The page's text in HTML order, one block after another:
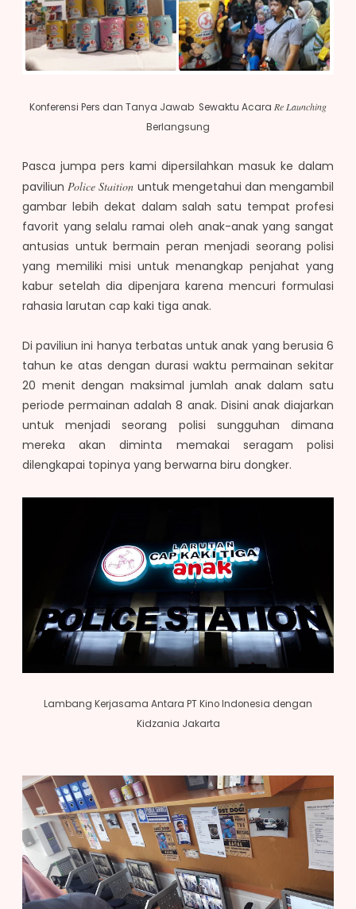
Konferensi Pers dan Tanya Jawab Sewaktu Acara Re Launching
Berlangsung
Pasca jumpa pers kami dipersilahkan masuk ke dalam
paviliunPolice Staition untuk mengetahui dan mengambil
gambar lebih dekat dalam salah satu tempat profesi
favorit yang selalu ramai oleh anak-anak yang sangat
antusias untuk bermain peran menjadi seorang polisi
yang memiliki misi untuk menangkap penjahat yang
kabur setelah dia dipenjara karena mencuri formulasi
rahasia larutan cap kaki tiga anak.
Di paviliun ini hanya terbatas untuk anak yang berusia 6
tahun ke atas dengan durasi waktu permainan sekitar
20 menit dengan maksimal jumlah anak dalam satu
periode permainan adalah 8 anak. Disini anak diajarkan
untuk menjadi seorang polisi sungguhan dimana
mereka akan diminta memakai seragam polisi
dilengkapai topinya yang berwarna biru dongker.
Lambang Kerjasama Antara PT Kino Indonesia dengan
Kidzania Jakarta